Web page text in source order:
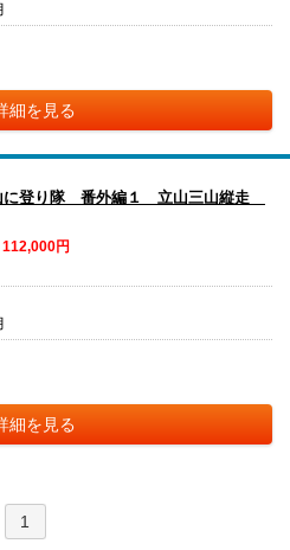
細を見る
に登り隊 番外編１ 立山三山縦走
円
細を見る
1